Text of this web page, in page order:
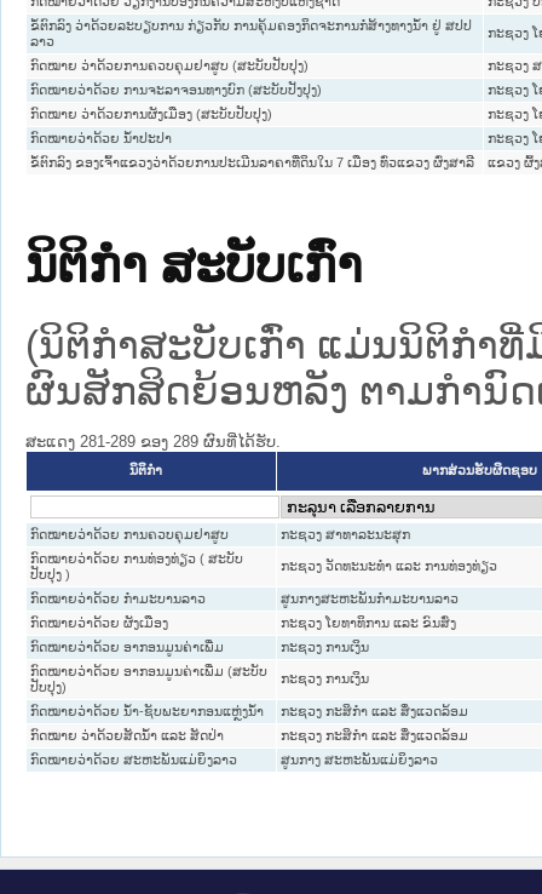
ຂໍ້ຕົກລົງ ວ່າດ້ວຍລະບຽບການ ກ່ຽວກັບ ການຄຸ້ມຄອງກິດຈະການກໍ່ສ້າງທາງນໍ້າ ຢູ່ ສປປ
ລາວ
ກະຊວງ
ກົດໝາຍ ວ່າດ້ວຍການຄວບຄຸມຢາສູບ (ສະບັບປັບປຸງ)
ກະຊວງ
ກົດໝາຍວ່າດ້ວຍ ການຈະລາຈອນທາງບົກ (ສະບັບປັງປຸງ)
ກະຊວງ
ກົດໝາຍ ວ່າດ້ວຍການຜັງເມືອງ (ສະບັບປັບປຸງ)
ກະຊວງ
ກົດໝາຍວ່າດ້ວຍ ນ້ຳປະປາ
ກະຊວງ
ຂໍ້ຕົກລົງ ຂອງເຈົ້າແຂວງວ່າດ້ວຍການປະເມີນລາຄາທີ່ດິນໃນ 7 ເມືອງ ທົ່ວແຂວງ ຜົ່ງສາລີ
ແຂວງ ຜົ້
ນິຕິກໍາ ສະບັບເກົ່າ
(ນິຕິກໍາສະບັບເກົ່າ ແມ່ນນິຕິກໍາ
ຜົນສັກສິດຍ້ອນຫລັງ ຕາມກໍານົດ
ສະແດງ 281-289 ຂອງ 289 ຜົນທີ່ໄດ້ຮັບ.
ນິຕິກໍາ ພາກສ່ວນຮັບຜິດຊອບ
ກົດໝາຍວ່າດ້ວຍ ການຄວບຄຸມຢາສູບ
ກະຊວງ ສາທາລະນະສຸກ
ກົດໝາຍວ່າດ້ວຍ ການທ່ອງທ່ຽວ ( ສະບັບ
ປັບປຸງ )
ກະຊວງ ວັດທະນະທຳ ແລະ ການທ່ອງທ່ຽວ
ກົດໝາຍວ່າດ້ວຍ ກຳມະບານລາວ
ສູນກາງສະຫະພັນກຳມະບານລາວ
ກົດ​ໝາຍ​ວ່າ​ດ້ວຍ ຜັງເມືອງ
ກະຊວງ ໂຍທາທິການ ແລະ ຂົນສົ່ງ
ກົດໝາຍວ່າດ້ວຍ ອາກອນມູນຄ່າເພີ່ມ
ກະຊວງ ການເງິນ
ກົດໝາຍວ່າດ້ວຍ ອາກອນມູນຄ່າເພີ່ມ (ສະບັບ
ປັບປຸງ)
ກະຊວງ ການເງິນ
ກົດໝາຍວ່າດ້ວຍ ນ້ຳ-ຊັບພະຍາກອນແຫຼ່ງນ້ຳ
ກະຊວງ ກະສິກຳ ແລະ ສິ່ງແວດລ້ອມ
ກົດໝາຍ ວ່າດ້ວຍສັດນ້ຳ ແລະ ສັດປ່າ
ກະຊວງ ກະສິກຳ ແລະ ສິ່ງແວດລ້ອມ
ກົດໝາຍວ່າດ້ວຍ ສະຫະພັນແມ່ຍິງລາວ
ສູນກາງ ສະຫະພັນແມ່ຍິງລາວ